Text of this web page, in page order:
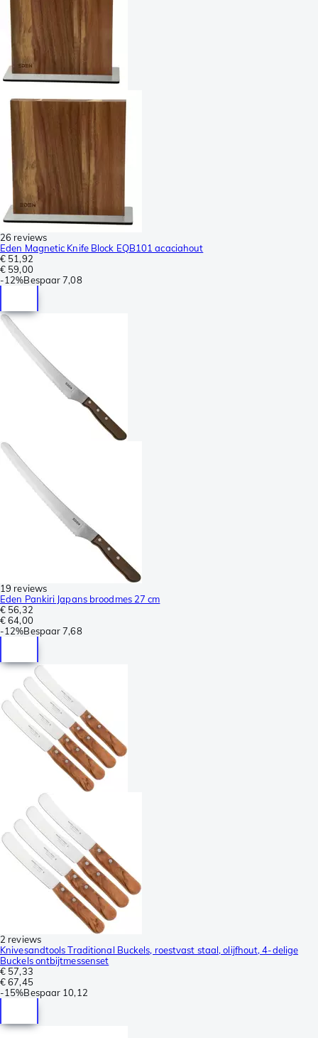
26 reviews
Eden Magnetic Knife Block EQB101 acaciahout
€ 51,92
€ 59,00
-12%Bespaar 7,08
19 reviews
Eden Pankiri Japans broodmes 27 cm
€ 56,32
€ 64,00
-12%Bespaar 7,68
2 reviews
Knivesandtools Traditional Buckels, roestvast staal, olijfhout, 4-delige
Buckels ontbijtmessenset
€ 57,33
€ 67,45
-15%Bespaar 10,12